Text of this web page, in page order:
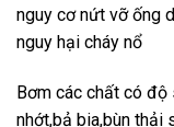
nguy cơ nứt vỡ ống
nguy hại cháy nổ
Bơm các chất có độ
nhớt,bả bia,bùn thải